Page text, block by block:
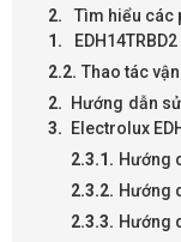
Tìm hiểu các
EDH14TRBD2
Thao tác
Hướng dẫn
Electrolux
Hướng
Hướng
Hướng